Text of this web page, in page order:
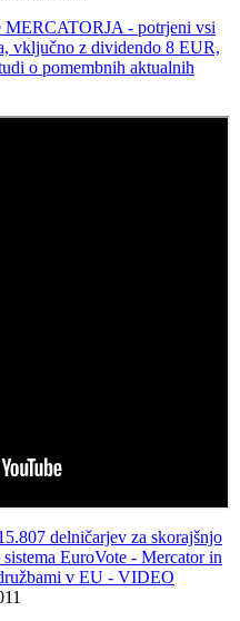
- potrjeni vsi
vključno z dividendo 8 EUR,
o pomembnih aktualnih
delničarjev za skorajšnjo
EuroVote - Mercator in
v EU - VIDEO